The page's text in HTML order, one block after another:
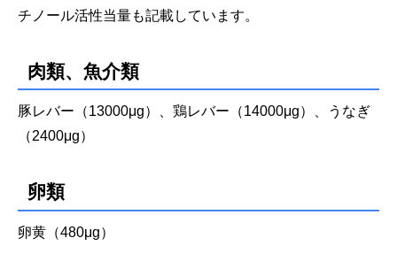
チノール活性当量も記載しています。
肉類、魚介類
豚レバー（13000μg）、鶏レバー（14000μg）、うなぎ
（2400μg）
卵類
卵黄（480μg）